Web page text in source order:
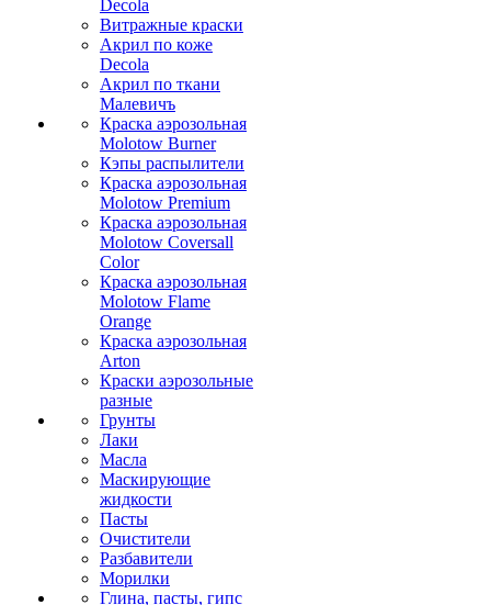
Decola
Витражные краски
Акрил по коже
Decola
Акрил по ткани
Малевичъ
Краска аэрозольная
Molotow Burner
Кэпы распылители
Краска аэрозольная
Molotow Premium
Краска аэрозольная
Molotow Coversall
Color
Краска аэрозольная
Molotow Flame
Orange
Краска аэрозольная
Arton
Краски аэрозольные
разные
Грунты
Лаки
Масла
Маскирующие
жидкости
Пасты
Очистители
Разбавители
Морилки
Глина, пасты, гипс